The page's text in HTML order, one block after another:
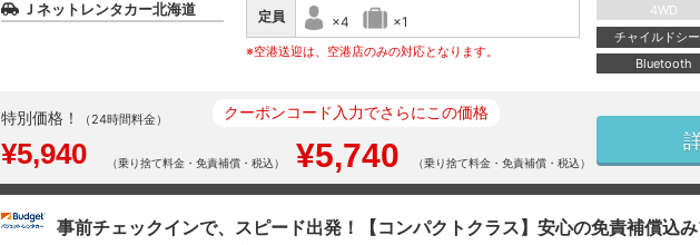
Ｊネットレンタカー北海道 定員 ×4 ×1
※空港送迎は、空港店のみの対応となります。
4WD
チャイルドシー
Bluetooth
特別価格！ （24時間料金）
¥5,940 （乗り捨て料金・免責補償・税込）
クーポンコード入力でさらにこの価格
¥5,740 （乗り捨て料金・免責補償・税込）
事前チェックインで、スピード出発！【コンパクトクラス】安心の免責補償込